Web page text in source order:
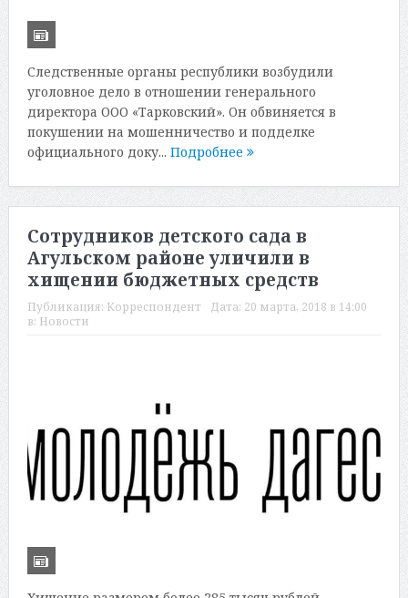
Следственные органы республики возбудили
уголовное дело в отношении генерального
директора ООО «Тарковский». Он обвиняется в
покушении на мошенничество и подделке
официального доку... Подробнее
Сотрудников детского сада в
Агульском районе уличили в
хищении бюджетных средств
Публикация: Корреспондент Дата: 20 марта, 2018 в 14:00
в: Новости